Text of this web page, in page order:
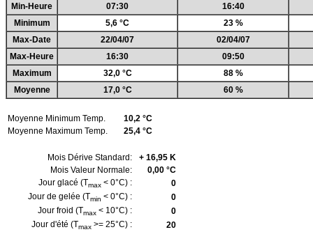
Min-Heure
07:30
16:40
Minimum
5,6 °C
23 %
Max-Date
22/04/07
02/04/07
Max-Heure
16:30
09:50
Maximum
32,0 °C
88 %
Moyenne
17,0 °C 60 %
Moyenne Minimum Temp.
10,2 °C
Moyenne Maximum Temp.
25,4 °C
Mois Dérive Standard:
+ 16,95 K
Mois Valeur Normale:
0,00 °C
Jour glacé (Tmax < 0°C) :
0
Jour de gelée (Tmin < 0°C) :
0
Jour froid (Tmax < 10°C) :
0
Jour d'été (Tmax >= 25°C) :
20